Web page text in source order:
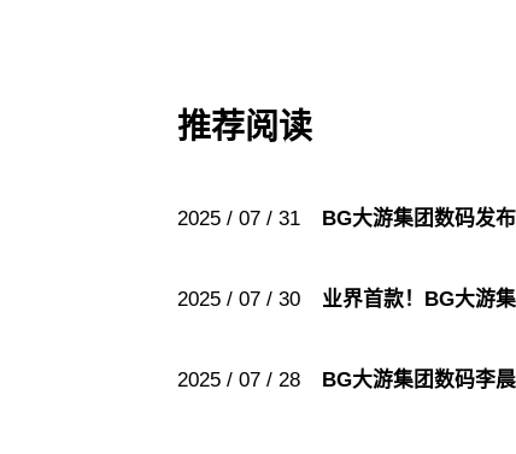
推荐阅读
2025 / 07 / 31 BG大游集团数码发
2025 / 07 / 30 业界首款！BG大游
2025 / 07 / 28 BG大游集团数码李